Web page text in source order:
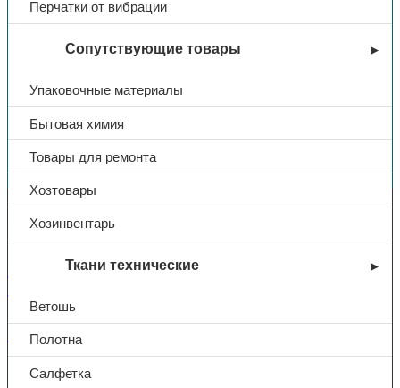
Перчатки от вибрации
Сопутствующие товары
Упаковочные материалы
Бытовая химия
Товары для ремонта
Хозтовары
Хозинвентарь
Ткани технические
Ветошь
Полотна
Салфетка
Вы недавно смотрели
Контакты
+7 (831) 214-01-31
101@adk52.ru